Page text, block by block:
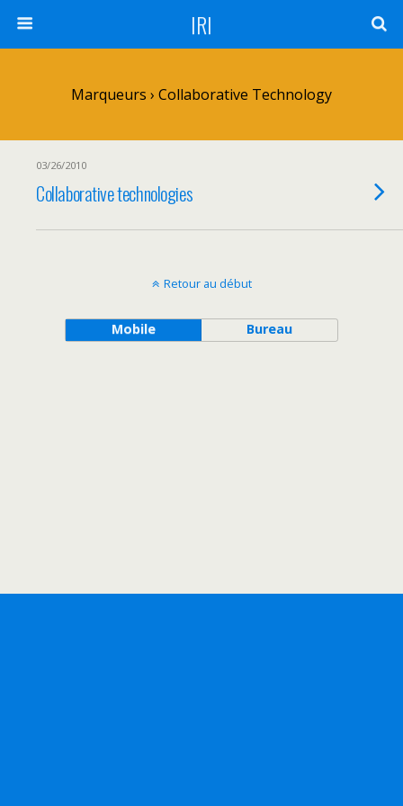
IRI
Marqueurs › Collaborative Technology
03/26/2010
Collaborative technologies
Retour au début
Mobile Bureau